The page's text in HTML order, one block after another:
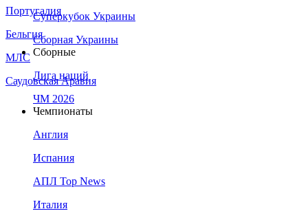
Португалия
Бельгия
МЛС
Саудовская Аравия
Суперкубок Украины
Сборная Украины
Сборные
Лига наций
ЧМ 2026
Чемпионаты
Англия
Испания
АПЛ Top News
Италия